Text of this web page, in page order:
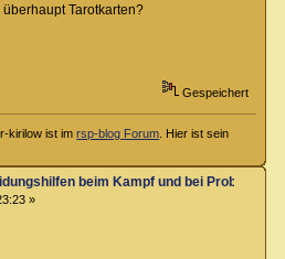
Tarotkarten?
Gespeichert
kirilow ist imrsp-blog Forum . Hier ist sein
beim Kampf und bei Proben
»